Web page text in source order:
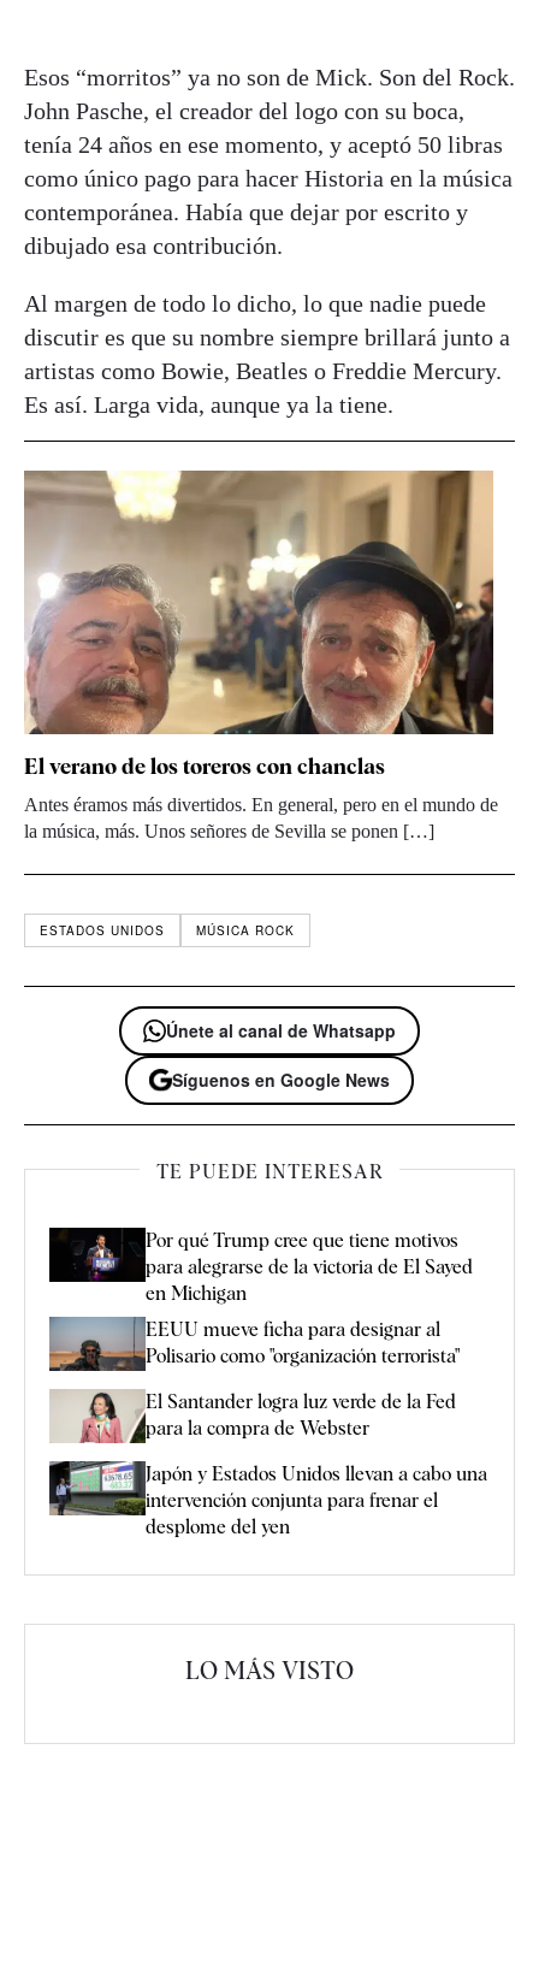
Esos “morritos” ya no son de Mick. Son del Rock.
John Pasche, el creador del logo con su boca,
tenía 24 años en ese momento, y aceptó 50 libras
como único pago para hacer Historia en la música
contemporánea. Había que dejar por escrito y
dibujado esa contribución.
Al margen de todo lo dicho, lo que nadie puede
discutir es que su nombre siempre brillará junto a
artistas como Bowie, Beatles o Freddie Mercury.
Es así. Larga vida, aunque ya la tiene.
El verano de los toreros con chanclas
Antes éramos más divertidos. En general, pero en el mundo de
la música, más. Unos señores de Sevilla se ponen […]
ESTADOS UNIDOS MÚSICA ROCK
Únete al canal de Whatsapp
Síguenos en Google News
TE PUEDE INTERESAR
Por qué Trump cree que tiene motivos
para alegrarse de la victoria de El Sayed
en Michigan
EEUU mueve ficha para designar al
Polisario como "organización terrorista"
El Santander logra luz verde de la Fed
para la compra de Webster
Japón y Estados Unidos llevan a cabo una
intervención conjunta para frenar el
desplome del yen
LO MÁS VISTO